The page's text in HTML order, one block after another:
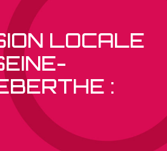
LOCALE
: